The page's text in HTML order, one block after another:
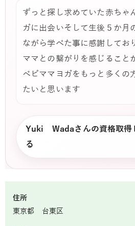
ずっと探し求めていた赤ちゃ
ガに出会いそして生後５か月
ながら学べた事に感謝してお
ママとの繋がりを感じること
ベビママヨガをもっと多くの
たいと思います
Yuki Wadaさんの資格取得
る
住所
東京都 台東区